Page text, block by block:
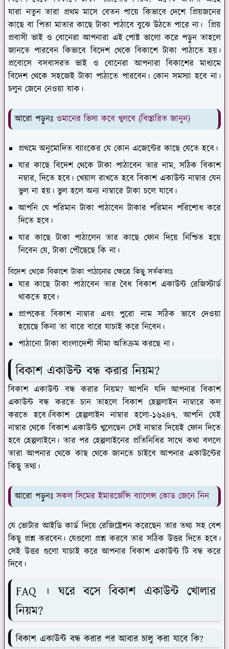
যারা নতুন তারা প্রথম মাসে বেতন পায়ে কিভাবে দেশে প্রিয়জনের
কাছে বা পিতা মাতার কাছে টাকা পাঠাবে বুঝে উঠতে পারে না। প্রিয়
প্রবাসী ভাই ও বোনেরা আপনারা এই পোষ্ট ভালো করে পড়ুন তাহলে
জানতে পারবেন কিভাবে বিদেশ থেকে বিকাশে টাকা পাঠাতে হয়।
প্রবোসে বসবাসরত ভাই ও বোনেরা আপনারা বিকাশের মাধ্যমে
বিদেশ থেকে সহজেই টাকা পাঠাতে পারবেন। কোন সমস্যা হবে না।
চলুন জেনে নেওয়া যাক।
আরো পড়ুনঃ ওমানের ভিসা কবে খুলবে (বিস্তারিত জানুন)
প্রথমে অনুমোদিত ব্যাংকের যে কোন এজেন্টের কাছে যেতে হবে।
যার কাছে বিদেশ থেকে টাকা পাঠাবেন তার নাম, সঠিক বিকাশ
নম্বার, দিতে হবে। খেয়াল রাখতে হবে বিকাশ একাউন্ট নাম্বার যেন
ভুল না হয়। ভুল হলে অন্য নাম্বারে টাকা চলে যাবে।
আপনি যে পরিমান টাকা পাঠাবেন টাকার পরিমান পরিশোধ করে
দিতে হবে।
যার কাছে টাকা পাঠালেন তার কাছে ফোন দিয়ে নিশ্চিত হয়ে
নিবেন যে, টাকা পৌছেছে কি না।
বিদেশ থেকে বিকাশে টাকা পাঠানোর ক্ষেত্রে কিছু সর্তকতাঃ
যার কাছে টাকা পাঠাবেন তার বৈধ বিকাশ একাউন্ট রেজিস্টার্ড
থাকতে হবে।
প্রাপকের বিকাশ নাম্বার এবং পুরো নাম সঠিক ভাবে দেওয়া
হয়েছে কিনা তা বারে বারে যাচাই করে নিবেন।
পাঠানো টাকা বাংলাদেশী সীমা অতিক্রম করছে না।
বিকাশ একাউন্ট বন্ধ করার নিয়ম?
বিকাশ একাউন্ট বন্ধ করার নিয়ম? আপনি যদি আপনার বিকাশ
একাউন্ট বন্ধ করতে চান তাহলে বিকাশ হেল্পলাইন নাম্বারে কল
করতে হবে।বিকাশ হেল্পলাইন নাম্বার হলো-১৬২৪৭. আপনি যেই
নাম্বার থেকে বিকাশ একাউন্ট খুলেছেন সেই নাম্বার দিয়েই ফোন দিতে
হবে হেল্পলাইনে। তার পর হেল্পলাইনের প্রতিনিধির সাথে কথা বললে
তারা আপনার থেকে কাছ থেকে জানতে চাইবে আপনার একাউন্টের
কিছু তথ্য।
আরো পড়ুনঃসকল সিমের ইমারর্জেন্সি ব্যালেন্স কোড জেনে নিন
যে ভোটার আইডি কার্ড দিয়ে রেজিষ্ট্রেশন করেছেন তার তথ্য সহ বেশ
কিছু প্রশ্ন করবেন। যেগুলো প্রশ্ন করবে তার সঠিক উত্তর দিতে হবে।
সেই উত্তর গুলো যাচাই করে আপনার বিকাশ একাউন্ট টি বন্ধ করে
দিবে।
FAQ । ঘরে বসে বিকাশ একাউন্ট খোলার
নিয়ম?
বিকাশ একাউন্ট বন্ধ করার পর আবার চালু করা যাবে কি?